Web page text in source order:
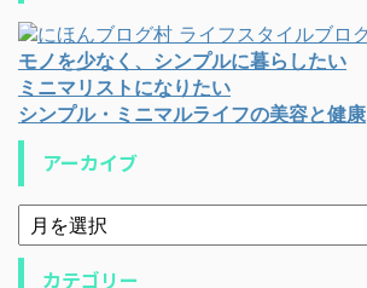
モノを少なく、シンプルに暮らしたい
ミニマリストになりたい
シンプル・ミニマルライフの美容と健康
アーカイブ
カテゴリー